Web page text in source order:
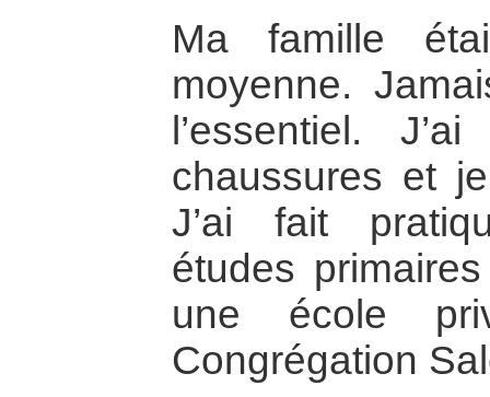
Ma famille
moyenne.
l’essentiel.
chaussures et
J’ai fait
études
une école
Congrégation